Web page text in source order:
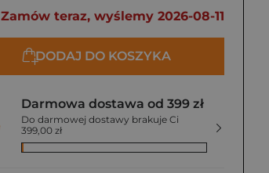
Zamów teraz, wyślemy 2026-08-11
DODAJ DO KOSZYKA
Darmowa dostawa od 399 zł
Do darmowej dostawy brakuje Ci
399,00 zł